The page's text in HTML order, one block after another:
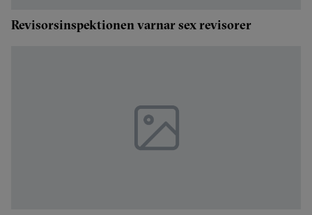
Revisorsinspektionen varnar sex revisorer